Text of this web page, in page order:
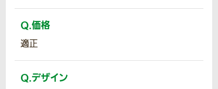
Q.価格
適正
Q.デザイン